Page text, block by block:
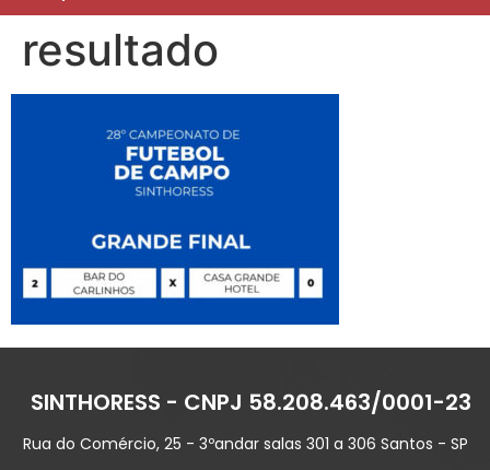
resultado
SINTHORESS - CNPJ 58.208.463/0001-23
Rua do Comércio, 25 - 3ºandar salas 301 a 306 Santos - SP